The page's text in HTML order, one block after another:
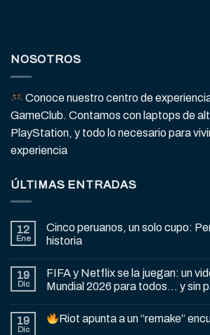
NOSOTROS
Conoce nuestro centro de
GameClub. Contamos con laptops de
PlayStation, y todo lo necesario para
experiencia
ÚLTIMAS ENTRADAS
12
Ene
Cinco peruanos, un solo cupo:
historia
19
Dic
FIFA y Netflix se la juegan: un
Mundial 2026 para todos… y sin
19
Dic
Riot apunta a un “remake”